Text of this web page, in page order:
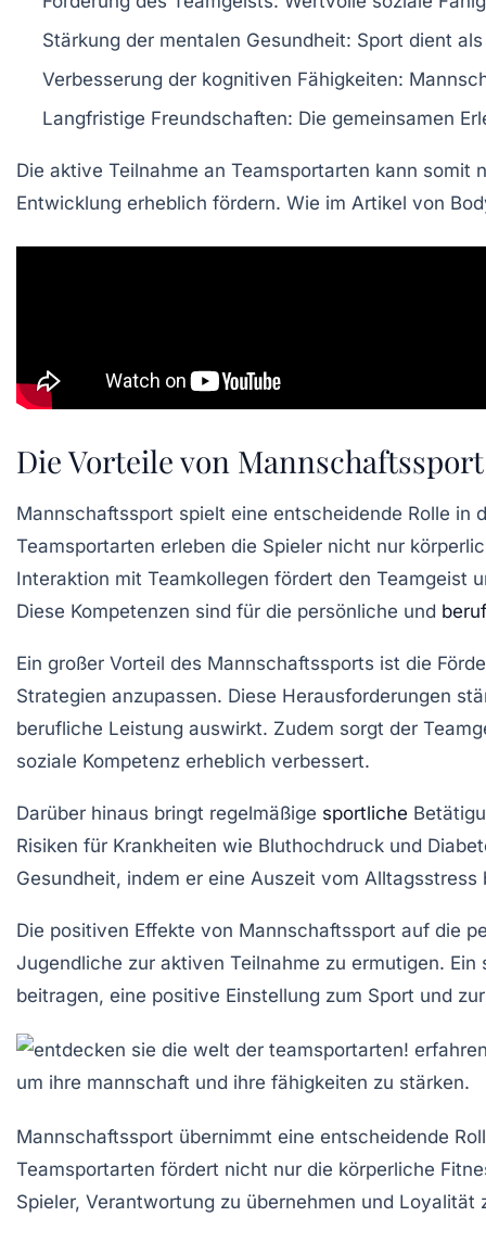
Stärkung der mentalen Gesundheit: Sport dient
Verbesserung der kognitiven Fähigkeiten:
Langfristige Freundschaften: Die gemeinsamen
Die aktive Teilnahme an Teamsportarten kann
Entwicklung erheblich fördern. Wie im Artikel von
Die Vorteile von
Mannschaftssport spielt eine entscheidende Rolle in
Teamsportarten erleben die Spieler nicht nur
Interaktion mit Teamkollegen fördert den Teamgeist
Diese Kompetenzen sind für die persönliche und
Ein großer Vorteil des Mannschaftssports ist die
Strategien anzupassen. Diese Herausforderungen
berufliche Leistung auswirkt. Zudem sorgt der
soziale Kompetenz erheblich verbessert.
Darüber hinaus bringt regelmäßige sportliche
Risiken für Krankheiten wie Bluthochdruck und
Gesundheit, indem er eine Auszeit vom
Die positiven Effekte von Mannschaftssport auf die
Jugendliche zur aktiven Teilnahme zu ermutigen.
beitragen, eine positive Einstellung zum Sport und
Mannschaftssport übernimmt eine entscheidende
Teamsportarten fördert nicht nur die körperliche
Spieler, Verantwortung zu übernehmen und